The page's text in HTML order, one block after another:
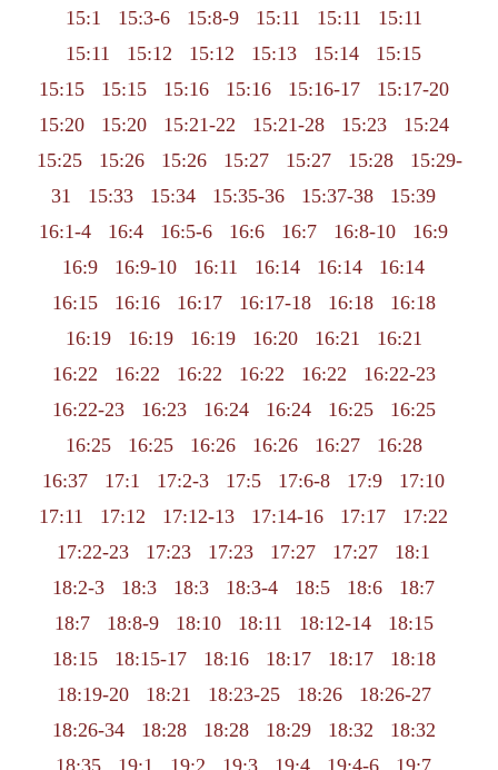
15:1
15:3-6 15:8-9 15:11 15:11
15:11
15:11
15:12 15:12 15:13 15:14
15:15
15:15
15:15 15:16 15:16 15:16-17
15:17-20
15:20
15:20 15:21-22 15:21-28 15:23
15:24
15:25
15:26 15:26 15:27 15:27 15:28
15:29-
31
15:33 15:34 15:35-36 15:37-38
15:39
16:1-4
16:4 16:5-6 16:6 16:7 16:8-10
16:9
16:9
16:9-10 16:11 16:14 16:14
16:14
16:15
16:16 16:17 16:17-18 16:18
16:18
16:19
16:19 16:19 16:20 16:21
16:21
16:22
16:22 16:22 16:22 16:22
16:22-23
16:22-23
16:23 16:24 16:24 16:25
16:25
16:25
16:25 16:26 16:26 16:27
16:28
16:37
17:1 17:2-3 17:5 17:6-8 17:9
17:10
17:11
17:12 17:12-13 17:14-16 17:17
17:22
17:22-23
17:23 17:23 17:27 17:27
18:1
18:2-3
18:3 18:3 18:3-4 18:5 18:6
18:7
18:7
18:8-9 18:10 18:11 18:12-14
18:15
18:15
18:15-17 18:16 18:17 18:17
18:18
18:19-20
18:21 18:23-25 18:26
18:26-27
18:26-34
18:28 18:28 18:29 18:32
18:32
18:35
19:1 19:2 19:3 19:4 19:4-6 19:7